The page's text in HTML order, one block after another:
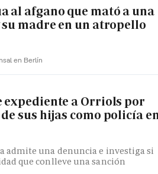
al afgano que mató a una
su madre en un atropello
en Berlín
a Orriols por
sus hijas como policía
admite una denuncia e investiga si
que conlleve una sanción